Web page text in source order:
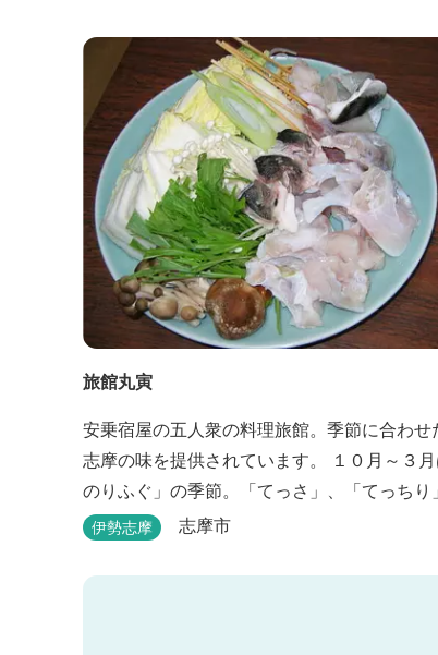
旅館丸寅
安乗宿屋の五人衆の料理旅館。季節に合わせ
志摩の味を提供されています。 １０月～３月は「あ
のりふぐ」の季節。「てっさ」、「てっちり
「しゃぶしゃぶ」、「唐揚げ」に舌鼓を打っ
り。
伊勢志摩 志摩市